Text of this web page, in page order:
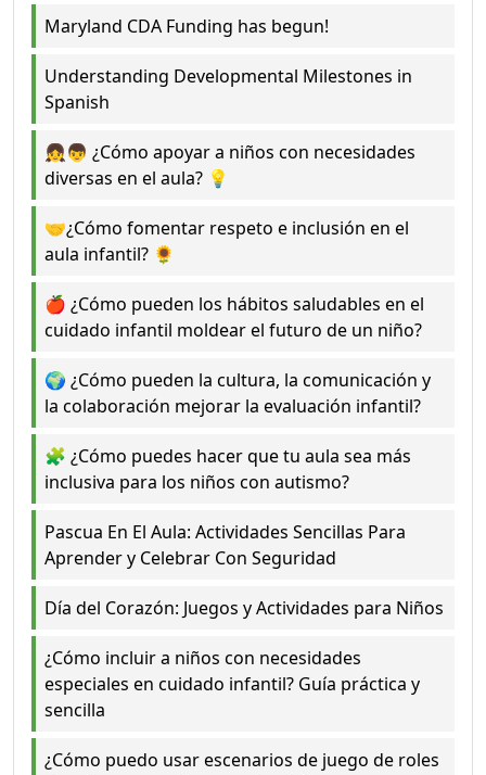
Maryland CDA Funding has begun!
Understanding Developmental Milestones in
Spanish
👧👦 ¿Cómo apoyar a niños con necesidades
diversas en el aula? 💡
🤝¿Cómo fomentar respeto e inclusión en el
aula infantil? 🌻
🍎 ¿Cómo pueden los hábitos saludables en el
cuidado infantil moldear el futuro de un niño?
🌍 ¿Cómo pueden la cultura, la comunicación y
la colaboración mejorar la evaluación infantil?
🧩 ¿Cómo puedes hacer que tu aula sea más
inclusiva para los niños con autismo?
Pascua En El Aula: Actividades Sencillas Para
Aprender y Celebrar Con Seguridad
Día del Corazón: Juegos y Actividades para Niños
¿Cómo incluir a niños con necesidades
especiales en cuidado infantil? Guía práctica y
sencilla
¿Cómo puedo usar escenarios de juego de roles